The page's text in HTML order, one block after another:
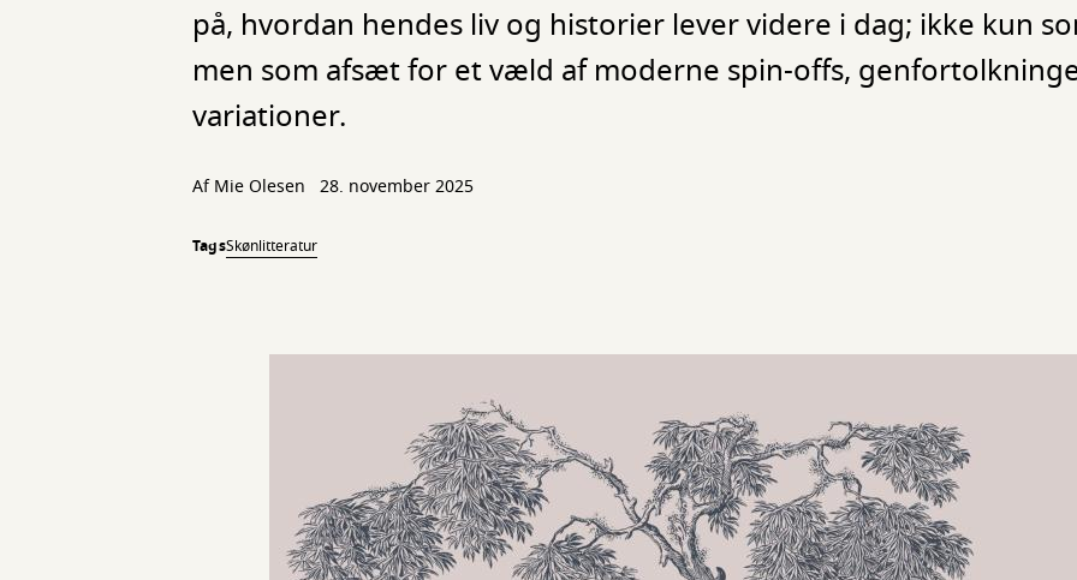
på, hvordan hendes liv og historier lever videre i dag; ikke kun
men som afsæt for et væld af moderne spin-offs,
variationer.
Af Mie Olesen 28. november 2025
TagsSkønlitteratur